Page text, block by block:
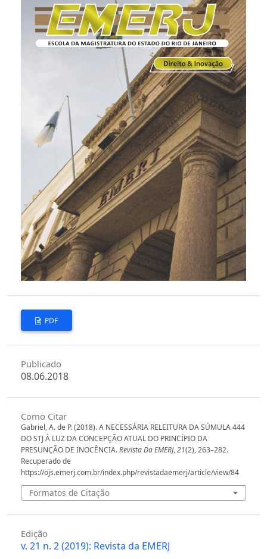
PDF
Publicado
08.06.2018
Como Citar
Gabriel, A. de P. (2018). A NECESSÁRIA RELEITURA DA SÚMULA 444
DO STJ À LUZ DA CONCEPÇÃO ATUAL DO PRINCÍPIO DA
PRESUNÇÃO DE INOCÊNCIA.Revista Da EMERJ,21(2), 263–282.
Recuperado de
https://ojs.emerj.com.br/index.php/revistadaemerj/article/view/84
Formatos de Citação
Edição
v. 21 n. 2 (2019): Revista da EMERJ